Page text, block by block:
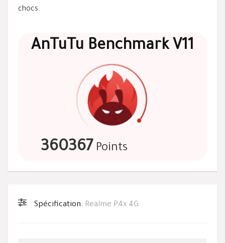
chocs.
AnTuTu Benchmark V11
360367 Points
Spécification: Realme P4x 4G